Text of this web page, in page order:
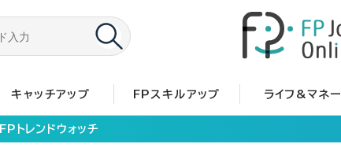
キャッチアップ FPスキルアップ ライフ&マネー
FPトレンドウォッチ